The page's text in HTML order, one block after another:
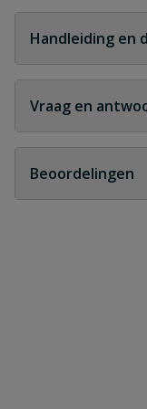
Handleiding en
Vraag en
Geen vragen
Beoordelingen